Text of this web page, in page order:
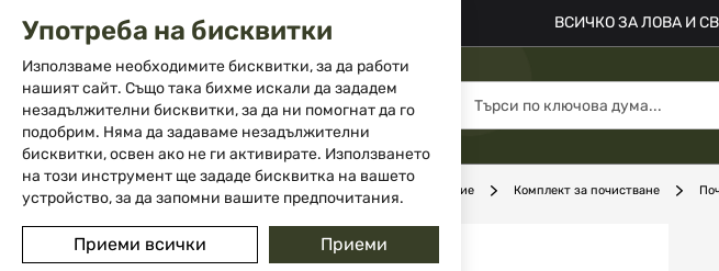
02 983 5014 office@isd-bg.com
Прескачане
съдържанието
ВСИЧКО ЗА ЛОВА И
МЕНЮ
Начало Поддръжка на оръжие Комплект за почистване
Преминете
Употреба на бисквитки
Използваме необходимите бисквитки, за да работи
нашият сайт. Също така бихме искали да зададем
незадължителни бисквитки, за да ни помогнат да го
подобрим. Няма да задаваме незадължителни
бисквитки, освен ако не ги активирате. Използването
на този инструмент ще зададе бисквитка на вашето
устройство, за да запомни вашите предпочитания.
Приеми всички Приеми